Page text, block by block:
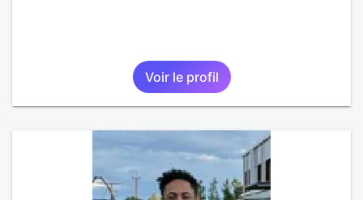
Voir le profil